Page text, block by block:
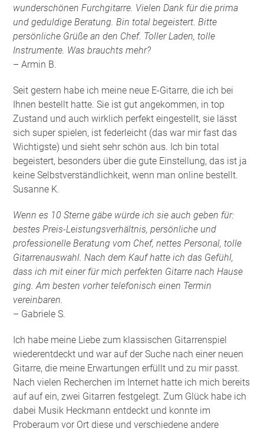
wunderschönen Furchgitarre. Vielen Dank für die prima
und geduldige Beratung. Bin total begeistert. Bitte
persönliche Grüße an den Chef. Toller Laden, tolle
Instrumente. Was brauchts mehr?
– Armin B.
Seit gestern habe ich meine neue E-Gitarre, die ich bei
Ihnen bestellt hatte. Sie ist gut angekommen, in top
Zustand und auch wirklich perfekt eingestellt, sie lässt
sich super spielen, ist federleicht (das war mir fast das
Wichtigste) und sieht sehr schön aus. Ich bin total
begeistert, besonders über die gute Einstellung, das ist ja
keine Selbstverständlichkeit, wenn man online bestellt.
Susanne K.
Wenn es 10 Sterne gäbe würde ich sie auch geben für:
bestes Preis-Leistungsverhältnis, persönliche und
professionelle Beratung vom Chef, nettes Personal, tolle
Gitarrenauswahl. Nach dem Kauf hatte ich das Gefühl,
dass ich mit einer für mich perfekten Gitarre nach Hause
ging. Am besten vorher telefonisch einen Termin
vereinbaren.
– Gabriele S.
Ich habe meine Liebe zum klassischen Gitarrenspiel
wiederentdeckt und war auf der Suche nach einer neuen
Gitarre, die meine Erwartungen erfüllt und zu mir passt.
Nach vielen Recherchen im Internet hatte ich mich bereits
auf auf ein, zwei Gitarren festgelegt. Zum Glück habe ich
dabei Musik Heckmann entdeckt und konnte im
Proberaum vor Ort diese und verschiedene andere